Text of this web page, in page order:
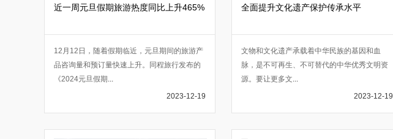
近一周元旦假期旅游热度同比上升465%
12月12日，随着假期临近，元旦期间的旅游产
品咨询量和预订量快速上升。同程旅行发布的
《2024元旦假期 ...
2023-12-19
全面提升文化遗产保护传承水平
文物和文化遗产承载着中华民族的基因和血
脉，是不可再生、不可替代的中华优秀文明资
源。要让更多文...
2023-12-19